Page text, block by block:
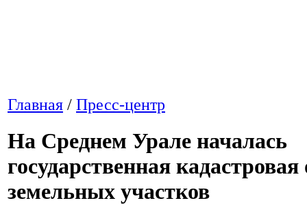
Главная / Пресс-центр
На Среднем Урале началась
государственная кадастровая
земельных участков